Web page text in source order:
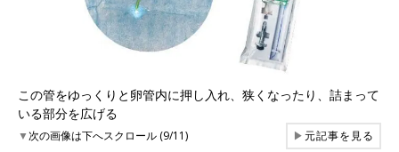
この管をゆっくりと卵管内に押し入れ、狭くなったり、詰まって
いる部分を広げる
▼次の画像は下へスクロール (9/11) ▶元記事を見る